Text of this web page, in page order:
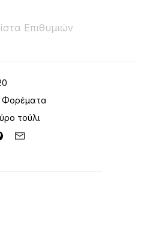
Επιθυμιών
Φορέματα
τούλι